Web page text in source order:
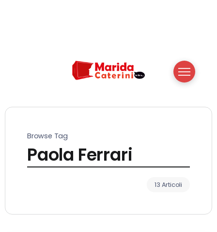
Browse Tag
Paola Ferrari
13 Articoli